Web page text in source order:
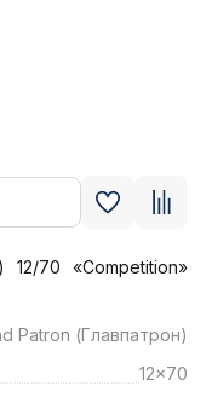
12/70 «Competition»
Patron (Главпатрон)
12x70